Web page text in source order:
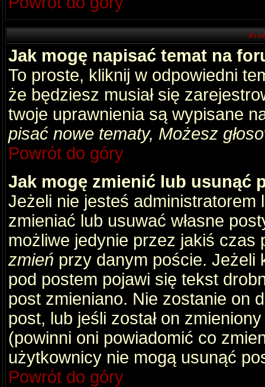
Jak mogę napisać temat na
To proste, kliknij w odpowiedni
że będziesz musiał się
twoje uprawnienia są wypisane
pisać nowe tematy, Możesz
Powrót do góry
Jak mogę zmienić lub usunąć
Jeżeli nie jesteś
zmieniać lub usuwać własne
możliwe jedynie przez jakiś
zmień przy danym poście. Jeżeli
pod postem pojawi się tekst
post zmieniano. Nie zostanie on
post, lub jeśli został on
(powinni oni powiadomić co
użytkownicy nie mogą usunąć
Powrót do góry